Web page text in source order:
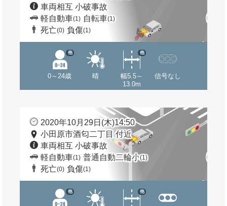
車両相互 小破事故
軽自動車(1) 自転車(1)
死亡(0) 負傷(1)
0～24歳
他
晴
幅5.5～
13.0m
他
信号なし
2020年10月29日(木)14:50
小田原市酒匂二丁目 付近
車両相互 小破事故
軽自動車(1) 普通自動二輪小(1)
死亡(0) 負傷(1)
他 他